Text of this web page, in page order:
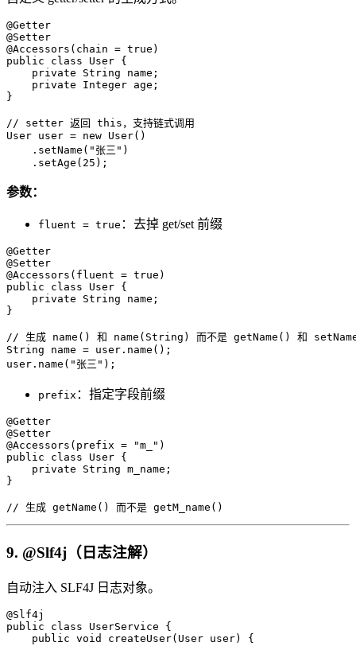
@Getter
@Setter
@Accessors(chain = true)
public class User {
private String name;
private Integer age;
}
// setter 返回 this，支持链式调用
User user = new User()
.setName("张三")
.setAge(25);
参数：
fluent = true ：去掉 get/set 前缀
@Getter
@Setter
@Accessors(fluent = true)
public class User {
private String name;
}
// 生成 name() 和 name(String) 而不是 getName() 和
String name = user.name();
user.name("张三");
prefix ：指定字段前缀
@Getter
@Setter
@Accessors(prefix = "m_")
public class User {
private String m_name;
}
// 生成 getName() 而不是 getM_name()
9. @Slf4j（日志注解）
自动注入 SLF4J 日志对象。
@Slf4j
public class UserService {
public void createUser(User user) {